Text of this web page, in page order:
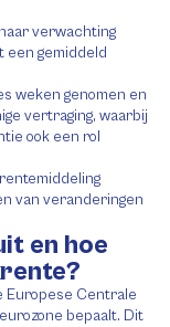
verwachting
een gemiddeld
weken genomen en
vertraging, waarbij
ook een rol
van veranderingen
en hoe
Europese Centrale
bepaalt. Dit